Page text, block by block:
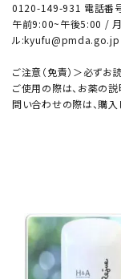
0120-149-931 電話番号
午前9:00~午後5:00 / 月
ル:kyufu@pmda.go.jp
ご注意（免責）＞必ずお
ご使用の際は、お薬の
問い合わせの際は、購